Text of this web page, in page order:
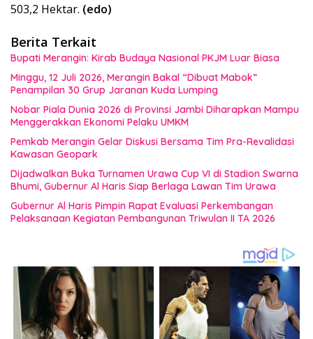
503,2 Hektar. (edo)
Berita Terkait
Bupati Merangin: Kirab Budaya Nasional PKJM Luar Biasa
Minggu, 12 Juli 2026, Merangin Bakal “Dibuat Mabok”
Penampilan 30 Grup Jaranan Kuda Lumping
Nobar Piala Dunia 2026 di Provinsi Jambi Diharapkan Mampu
Menggerakkan Ekonomi Pelaku UMKM
Pemkab Merangin Gelar Diskusi Bersama Tim Pra-Revalidasi
Kawasan Geopark
Dijadwalkan Buka Turnamen Urawa Cup VI di Stadion Swarna
Bhumi, Gubernur Al Haris Siap Berlaga Lawan Tim Urawa
Gubernur Al Haris Pimpin Rapat Evaluasi Perkembangan
Pelaksanaan Kegiatan Pembangunan Triwulan II TA 2026